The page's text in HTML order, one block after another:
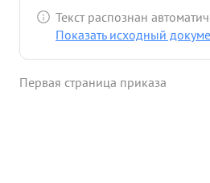
имеет потерь в воздушном
время его командования
капитан ВЕРНИКОВ в
Текст распознан
Показать исходный
Первая страница приказа